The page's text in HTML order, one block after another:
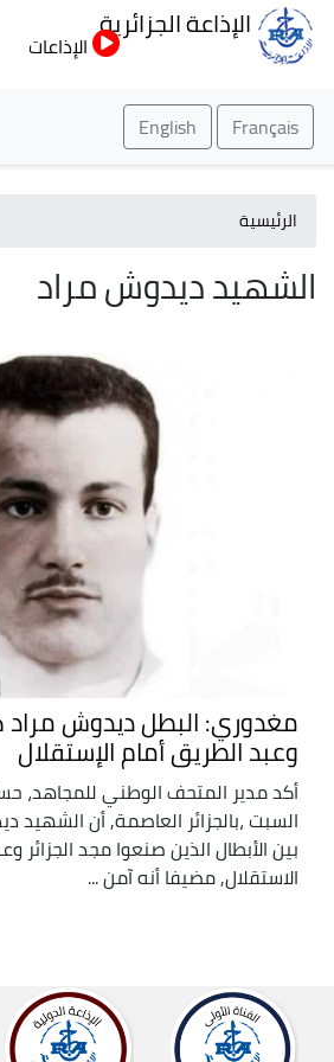
إلى
الإذاعة الجزائرية
الإذاعات
Français
English
الرئيسية
الشهيد ديدوش مراد
مغدوري: البطل ديدوش مراد
وعبد الطريق أمام الإستقلال
أكد مدير المتحف الوطني للمجاهد،
السبت ،بالجزائر العاصمة, أن الشهيد
بين الأبطال الذين صنعوا مجد الجزائر
الاستقلال, مضيفا أنه آمن ...